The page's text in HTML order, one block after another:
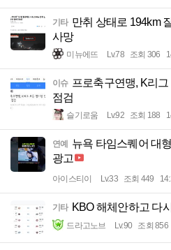
기타 만취 상태로 194km
사망
미뉴에뜨 Lv.78 조회 306
이슈 프로축구연맹, K리
점검
슬기로움 Lv.92 조회 188
연예
뉴욕 타임스퀘어 대
광고
아이스티이 Lv.33 조회 449
기타 KBO 해체안하고 다
드라고노브 Lv.90 조회 856